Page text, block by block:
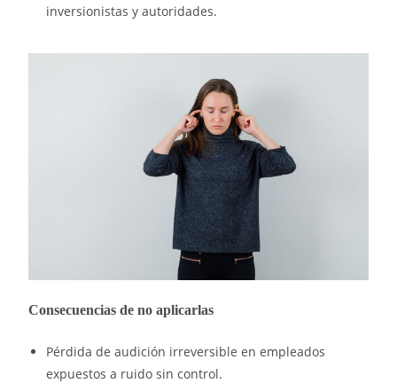
inversionistas y autoridades.
Consecuencias de no aplicarlas
Pérdida de audición irreversible en empleados
expuestos a ruido sin control.